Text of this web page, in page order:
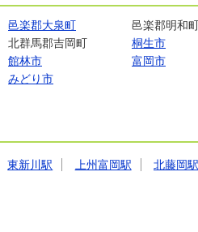
邑楽郡大泉町
邑楽郡明和
北群馬郡吉岡町
桐生市
館林市
富岡市
みどり市
東新川駅 上州富岡駅
北藤岡駅